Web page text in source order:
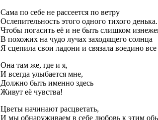
Сама по себе не рассеется по ветру
Ослепительность этого одного тихого денька.
Чтобы погасить её и не быть слишком
В похожих на чудо лучах заходящего солнца
Я сцепила свои ладони и связала воедино все
Она там же, где и я,
И всегда улыбается мне,
Должно быть именно здесь
Живут её чувства!
Цветы начинают расцветать,
И мы обнаруживаем в себе любовь к этим